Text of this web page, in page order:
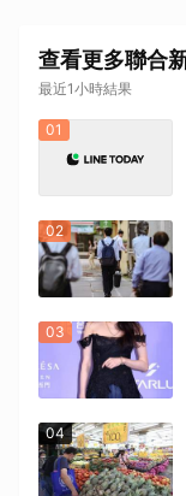
查看更多聯合
最近1小時結果
01
02
03
04